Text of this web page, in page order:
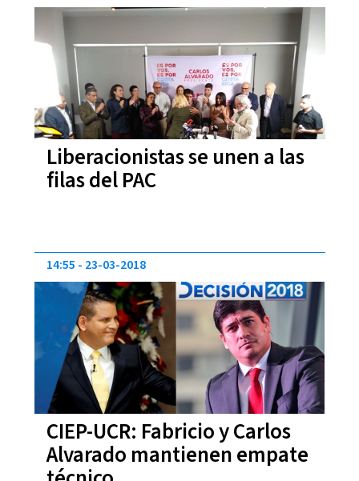
Liberacionistas se unen a las
filas del PAC
CIEP-UCR: Fabricio y Carlos
Alvarado mantienen empate
14:55 23-03-2018